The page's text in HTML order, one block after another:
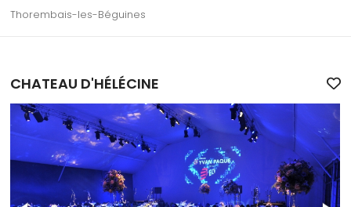
Thorembais-les-Béguines
CHATEAU D'HÉLÉCINE